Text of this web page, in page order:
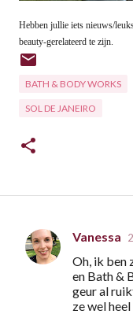
Hebben jullie iets nieuws/
beauty-gerelateerd te zijn.
BATH & BODY WORKS
SOL DE JANEIRO
R
Vanessa
Oh, ik ben
en Bath &
geur al
ze wel